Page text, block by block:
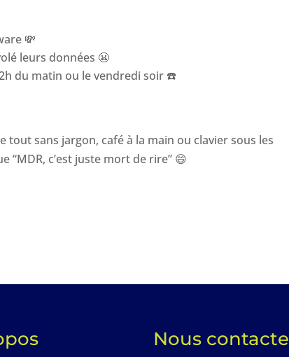
💸
leurs données 😬
du matin ou le vendredi soir ☎
tout sans jargon, café à la main ou clavier sous les
“MDR, c’est juste mort de rire” 😄
Nous